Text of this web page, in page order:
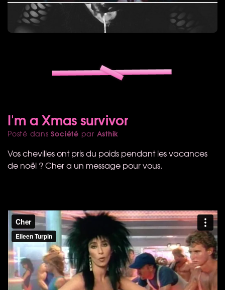
I'm a Xmas survivor
Posté dansSociété par Asthik
Vos chevilles ont pris du poids pendant les vacances
de noël ? Cher a un message pour vous.